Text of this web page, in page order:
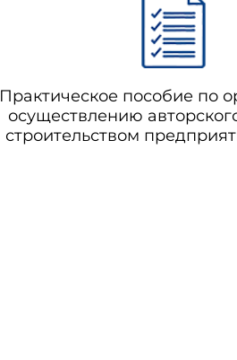
Практическое пособие по
осуществлению
строительством